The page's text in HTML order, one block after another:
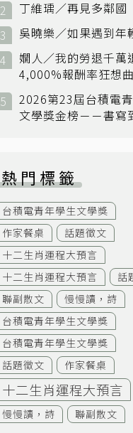
丁維瑀／再見多鄰國
吳曉樂／如果遇到年
嫺人／我的勞退千萬
4,000%報酬率狂想曲
2026第23屆台積電
文學獎金榜－－書寫
熱門標籤
台積電青年學生文學獎
作家餐桌
話題徵文
十二生肖運程大預言
十二生肖運程大預言
話
聯副散文
慢慢讀，詩
台積電青年學生文學獎
台積電青年學生文學獎
話題徵文
作家餐桌
十二生肖運程大預言
慢慢讀，詩 聯副散文